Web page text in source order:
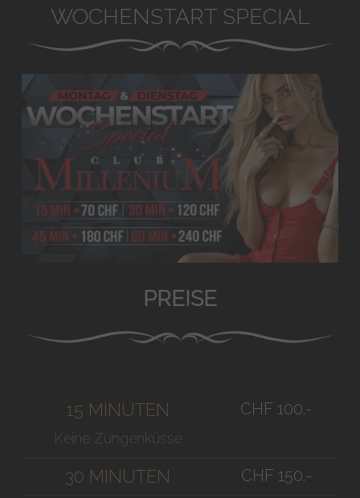
WOCHENSTART SPECIAL
PREISE
15 MINUTEN
Keine Zungenküsse
CHF 100.-
30 MINUTEN CHF 150.-